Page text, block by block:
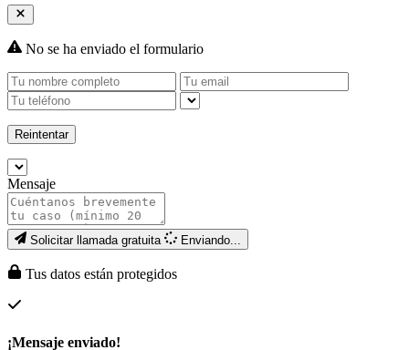
No se ha enviado el formulario
Reintentar
Mensaje
Solicitar llamada gratuita Enviando...
Tus datos están protegidos
¡Mensaje enviado!